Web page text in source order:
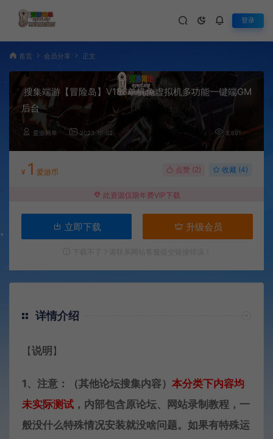
登录
首页 会员分享 正文
搜集端游【冒险岛】V186单机免虚拟机多功能一键端GM
后台
爱游网单 2023-10-02 3,691
¥ 1 爱游币 点赞 (2) 收藏 (4)
此资源仅限年费VIP下载
立即下载 升级会员
详情介绍
【说明 】
1、注意：（其他论坛搜集内容） 本分类下内容均
未实际测试 ，内部包含原论坛、网站录制教程，一
般没什么特殊情况安装就没啥问题。如果有特殊运